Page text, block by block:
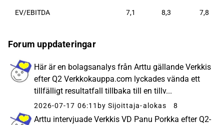
EV/EBITDA 7,1 8,3 7,8
Forum uppdateringar
Här är en bolagsanalys från Arttu gällande Verkkis
efter Q2 Verkkokauppa.com lyckades vända ett
tillfälligt resultatfall tillbaka till en tillv...
2026-07-17 06:11 by Sijoittaja-alokas 8
Arttu intervjuade Verkkis VD Panu Porkka efter Q2-